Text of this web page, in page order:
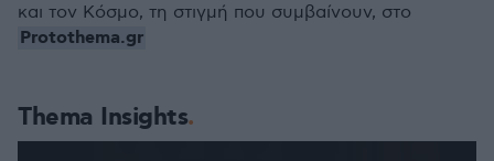
Thema Insights
και τον Κόσμο, τη στιγμή που συμβαίνουν, στο
Protothema.gr